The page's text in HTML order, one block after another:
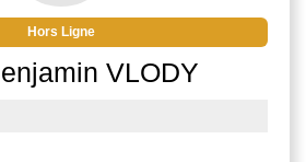
Hors Ligne
VLODY